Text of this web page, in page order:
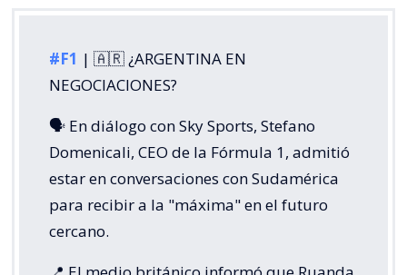
#F1 | 🇦🇷 ¿ARGENTINA EN
NEGOCIACIONES?
🗣️ En diálogo con Sky Sports, Stefano
Domenicali, CEO de la Fórmula 1, admitió
estar en conversaciones con Sudamérica
para recibir a la "máxima" en el futuro
cercano.